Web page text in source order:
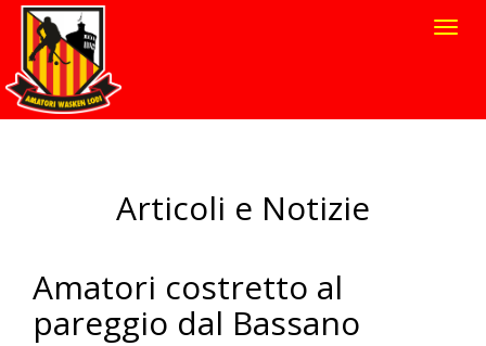
Articoli e Notizie
Amatori costretto al
pareggio dal Bassano